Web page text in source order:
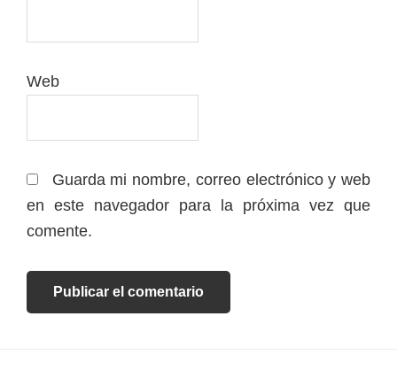
Web
Guarda mi nombre, correo electrónico y web
en este navegador para la próxima vez que
comente.